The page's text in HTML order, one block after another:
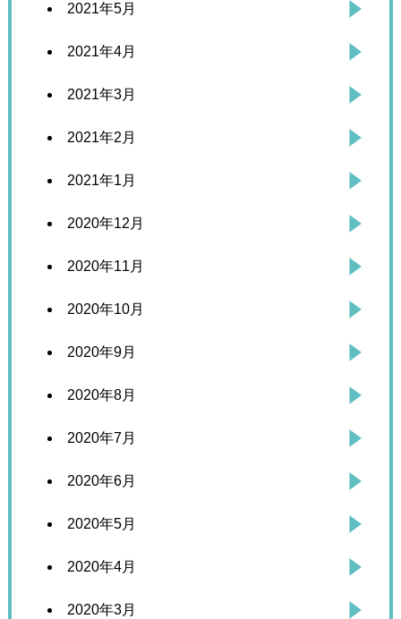
2021年5月
2021年4月
2021年3月
2021年2月
2021年1月
2020年12月
2020年11月
2020年10月
2020年9月
2020年8月
2020年7月
2020年6月
2020年5月
2020年4月
2020年3月